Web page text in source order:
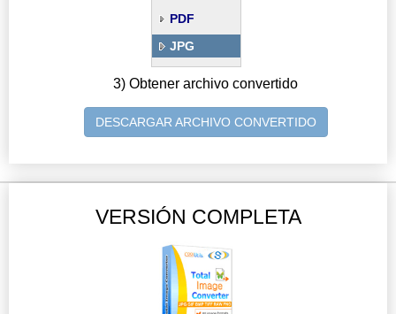
PDF
JPG
3) Obtener archivo convertido
DESCARGAR ARCHIVO CONVERTIDO
VERSIÓN COMPLETA